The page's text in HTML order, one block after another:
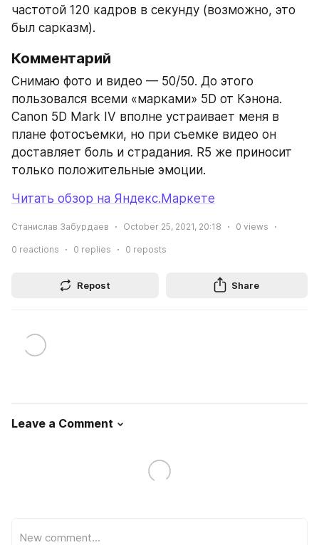
частотой 120 кадров в секунду (возможно, это
был сарказм).
Комментарий
Снимаю фото и видео — 50/50. До этого
пользовался всеми «марками» 5D от Кэнона.
Canon 5D Mark IV вполне устраивает меня в
плане фотосъемки, но при съемке видео он
доставляет боль и страдания. R5 же приносит
только положительные эмоции.
Читать обзор на Яндекс.Маркете
Станислав Забурдаев October 25, 2021, 20:18 0 views
0 reactions 0 replies 0 reposts
Repost Share
Leave a Comment